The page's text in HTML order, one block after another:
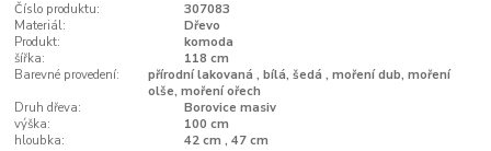
Číslo produktu:
307083
Materiál:
Dřevo
Produkt:
komoda
šířka:
118 cm
Barevné provedení:
přírodní lakovaná , bílá, šedá , moření dub, moření
olše, moření ořech
Druh dřeva:
Borovice masiv
výška:
100 cm
hloubka:
42 cm , 47 cm